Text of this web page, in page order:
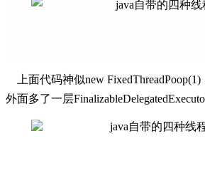
上面代码神似new
外面多了一层